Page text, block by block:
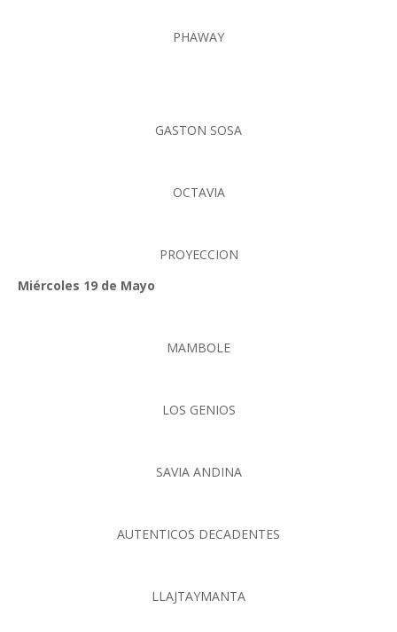
PHAWAY
GASTON SOSA
OCTAVIA
PROYECCION
Miércoles 19 de Mayo
MAMBOLE
LOS GENIOS
SAVIA ANDINA
AUTENTICOS DECADENTES
LLAJTAYMANTA